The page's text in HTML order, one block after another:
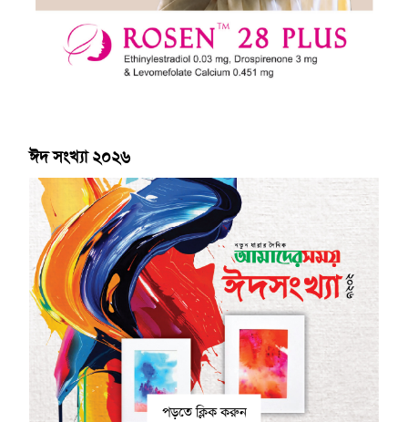
ঈদ সংখ্যা ২০২৬
পড়তে ক্লিক করুন